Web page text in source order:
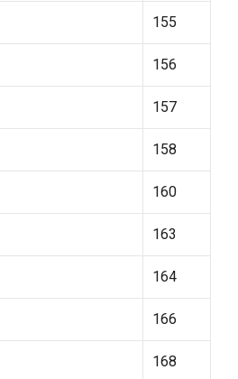
155
156
157
158
160
163
164
166
168